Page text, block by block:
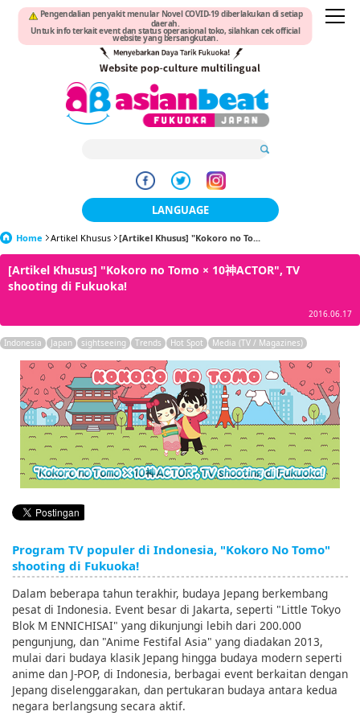
Pengendalian penyakit menular Novel COVID-19 diberlakukan di setiap
daerah.
Untuk info terkait event dan status operasional toko, silahkan cek official
website yang bersangkutan.
LANGUAGE
日本語
한국어
繁體中文
English
ภาษาไทย
tiéng Viêt
Bahasa Indonesia
Home Artikel Khusus [Artikel Khusus] "Kokoro no To...
[Artikel Khusus] "Kokoro no Tomo × 10神ACTOR", TV
shooting di Fukuoka!
2016.06.17
Indonesia Japan sightseeing Trends Hot Spot Media (TV / Magazines)
Program TV populer di Indonesia, "Kokoro No Tomo"
shooting di Fukuoka!
Dalam beberapa tahun terakhir, budaya Jepang berkembang
pesat di Indonesia. Event besar di Jakarta, seperti "Little Tokyo
Blok M ENNICHISAI" yang dikunjungi lebih dari 200.000
pengunjung, dan "Anime Festifal Asia" yang diadakan 2013,
mulai dari budaya klasik Jepang hingga budaya modern seperti
anime dan J-POP, di Indonesia, berbagai event berkaitan dengan
Jepang diselenggarakan, dan pertukaran budaya antara kedua
negara berlangsung secara aktif.